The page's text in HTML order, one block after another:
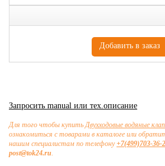
Запросить manual или тех.описание
Для того чтобы купитьДвухходовые водяные
ознакомиться с товарами в каталоге или
нашим специалистам по телефону+7(499)703-36-
post@tok24.ru.